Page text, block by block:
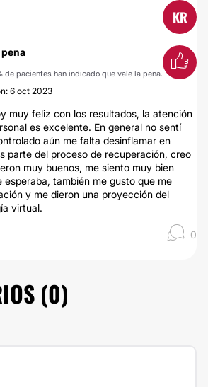
KR
de pacientes han indicado que vale la pena.
6 oct 2023
muy feliz con los resultados, la atención
es excelente. En general no sentí
aún me falta desinflamar en
parte del proceso de recuperación, creo
muy buenos, me siento muy bien
también me gusto que me
y me dieron una proyección del
virtual.
0
(0)